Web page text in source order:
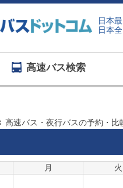
日本
日本
高速バス検索
速バス・夜行バスの予約・
月 火